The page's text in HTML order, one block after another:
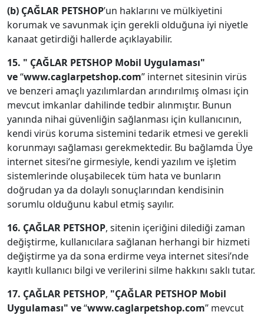
(b) ÇAĞLAR PETSHOP’un haklarını ve mülkiyetini
korumak ve savunmak için gerekli olduğuna iyi niyetle
kanaat getirdiği hallerde açıklayabilir.
15. " ÇAĞLAR PETSHOP Mobil Uygulaması"
ve“www.caglarpetshop.com” internet sitesinin virüs
ve benzeri amaçlı yazılımlardan arındırılmış olması için
mevcut imkanlar dahilinde tedbir alınmıştır. Bunun
yanında nihai güvenliğin sağlanması için kullanıcının,
kendi virüs koruma sistemini tedarik etmesi ve gerekli
korunmayı sağlaması gerekmektedir. Bu bağlamda Üye
internet sitesi’ne girmesiyle, kendi yazılım ve işletim
sistemlerinde oluşabilecek tüm hata ve bunların
doğrudan ya da dolaylı sonuçlarından kendisinin
sorumlu olduğunu kabul etmiş sayılır.
16. ÇAĞLAR PETSHOP, sitenin içeriğini dilediği zaman
değiştirme, kullanıcılara sağlanan herhangi bir hizmeti
değiştirme ya da sona erdirme veya internet sitesi’nde
kayıtlı kullanıcı bilgi ve verilerini silme hakkını saklı tutar.
17. ÇAĞLAR PETSHOP, "ÇAĞLAR PETSHOP Mobil
Uygulaması" ve“www.caglarpetshop.com” mevcut